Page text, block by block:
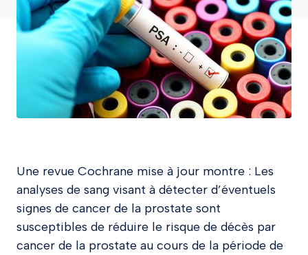
Une revue Cochrane mise à jour montre : Les
analyses de sang visant à détecter d’éventuels
signes de cancer de la prostate sont
susceptibles de réduire le risque de décès par
cancer de la prostate au cours de la période de